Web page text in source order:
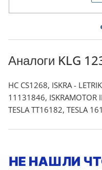
Аналоги KLG
HC CS1268, ISKRA -
11131846, ISKRAMOTOR
TESLA TT16182, TESLA